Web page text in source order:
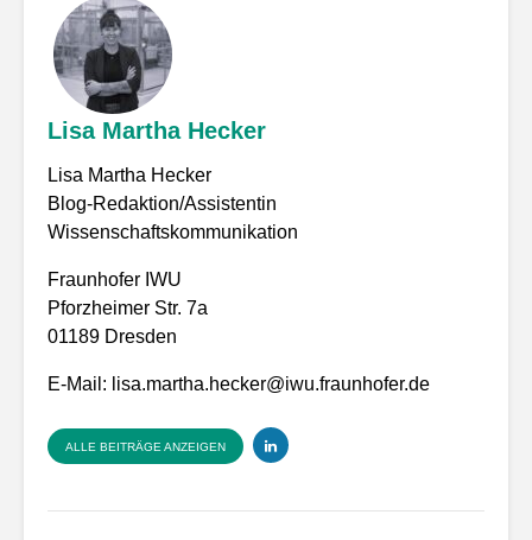
Lisa Martha Hecker
Lisa Martha Hecker
Blog-Redaktion/Assistentin
Wissenschaftskommunikation
Fraunhofer IWU
Pforzheimer Str. 7a
01189 Dresden
E-Mail: lisa.martha.hecker@iwu.fraunhofer.de
ALLE BEITRÄGE ANZEIGEN